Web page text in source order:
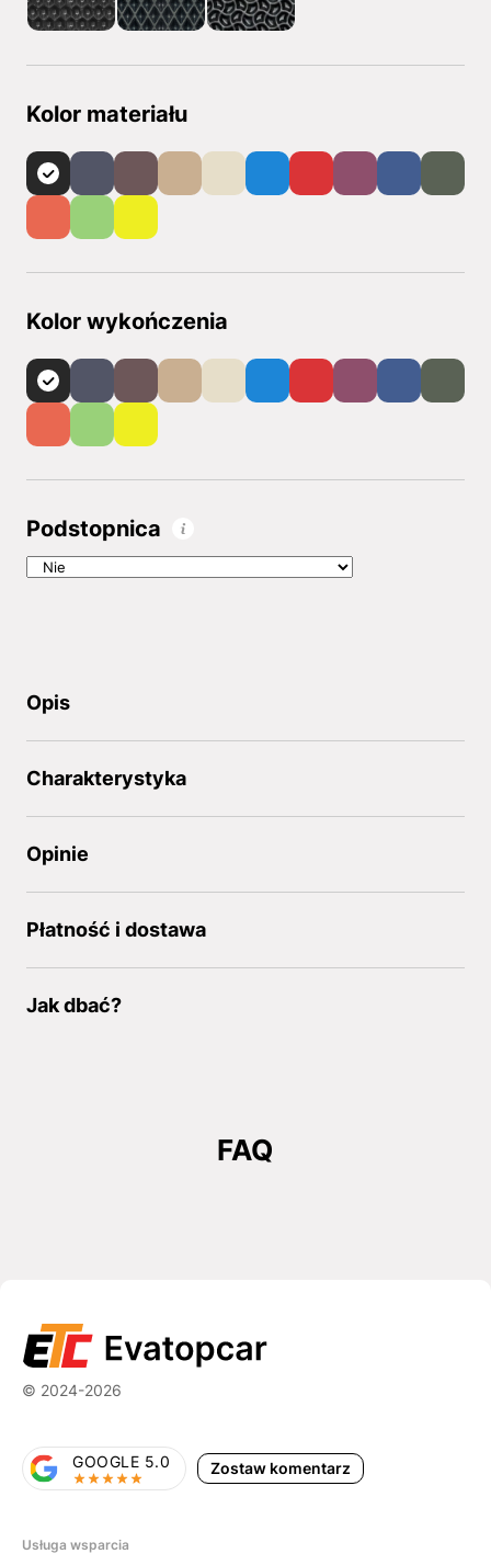
Kolor materiału
Kolor wykończenia
Podstopnica
Opis
Charakterystyka
Opinie
Płatność i dostawa
Jak dbać?
FAQ
© 2024-2026
Zostaw komentarz
GOOGLE 5.0
Usługa wsparcia